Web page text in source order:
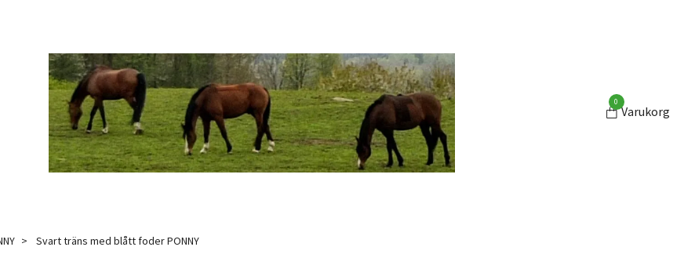
0
Varukorg
Svart träns med blått foder PONNY